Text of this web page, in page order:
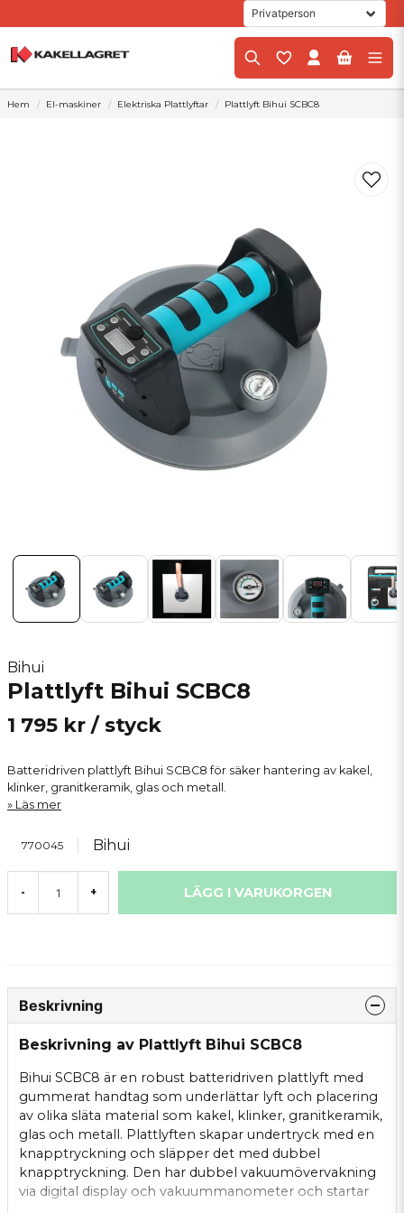
Hem El-maskiner Elektriska Plattlyftar Plattlyft Bihui SCBC8
Bihui
Plattlyft Bihui SCBC8
1 795 kr / styck
Batteridriven plattlyft Bihui SCBC8 för säker hantering av kakel,
klinker, granitkeramik, glas och metall.
Läs mer
770045 Bihui
- + LÄGG I VARUKORGEN
Beskrivning
Beskrivning av Plattlyft Bihui SCBC8
Bihui SCBC8 är en robust batteridriven plattlyft med
gummerat handtag som underlättar lyft och placering
av olika släta material som kakel, klinker, granitkeramik,
glas och metall. Plattlyften skapar undertryck med en
knapptryckning och släpper det med dubbel
knapptryckning. Den har dubbel vakuumövervakning
via digital display och vakuummanometer och startar